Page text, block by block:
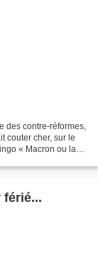
des contre-réformes,
couter cher, sur le
« Macron ou la
férié...